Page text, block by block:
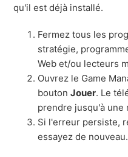
qu'il est déjà installé.
Fermez tous les
stratégie,
Web et/ou lecteurs
Ouvrez le Game
boutonJouer. Le
prendre jusqu'à une
Si l'erreur persiste,
essayez de nouveau.